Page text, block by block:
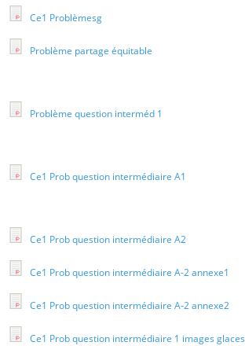
Ce1 Problèmesg
Problème partage équitable
Problème question interméd 1
Ce1 Prob question intermédiaire A1
Ce1 Prob question intermédiaire A2
Ce1 Prob question intermédiaire A-2 annexe1
Ce1 Prob question intermédiaire A-2 annexe2
Ce1 Prob question intermédiaire 1 images glaces